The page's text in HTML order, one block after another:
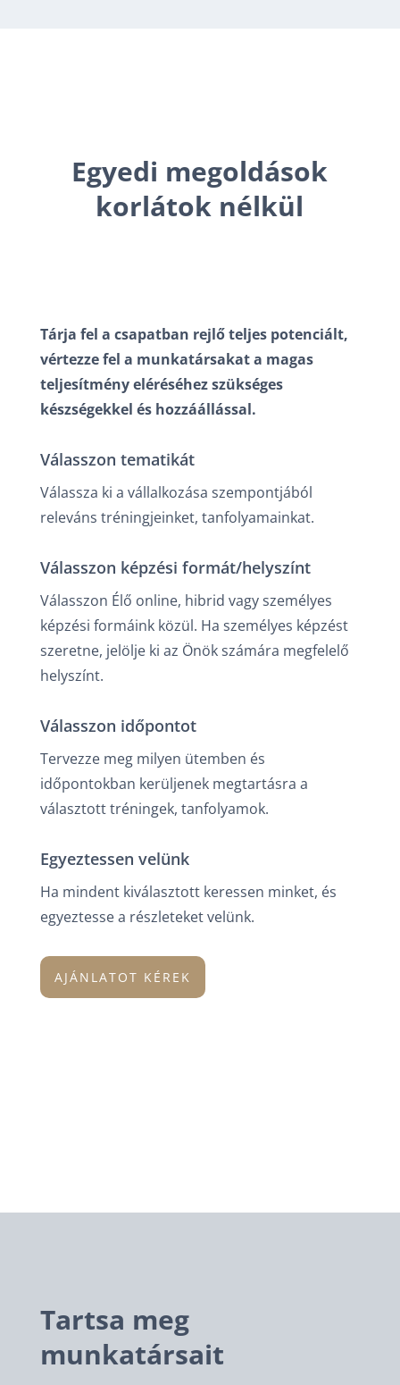
Egyedi megoldások
korlátok nélkül
Tárja fel a csapatban rejlő teljes potenciált,
vértezze fel a munkatársakat a magas
teljesítmény eléréséhez szükséges
készségekkel és hozzáállással.
Válasszon tematikát
Válassza ki a vállalkozása szempontjából
releváns tréningjeinket, tanfolyamainkat.
Válasszon képzési formát/helyszínt
Válasszon Élő online, hibrid vagy személyes
képzési formáink közül. Ha személyes képzést
szeretne, jelölje ki az Önök számára megfelelő
helyszínt.
Válasszon időpontot
Tervezze meg milyen ütemben és
időpontokban kerüljenek megtartásra a
választott tréningek, tanfolyamok.
Egyeztessen velünk
Ha mindent kiválasztott keressen minket, és
egyeztesse a részleteket velünk.
AJÁNLATOT KÉREK
Tartsa meg
munkatársait